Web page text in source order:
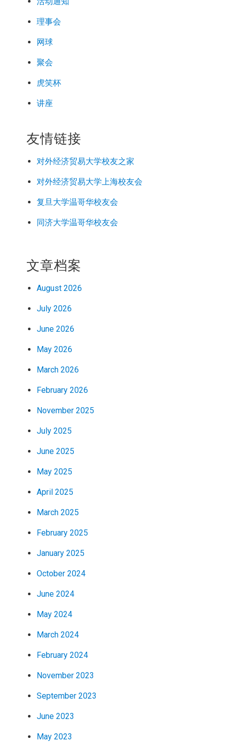
理事会
网球
聚会
虎笑杯
讲座
友情链接
对外经济贸易大学校友之家
对外经济贸易大学上海校友会
复旦大学温哥华校友会
同济大学温哥华校友会
文章档案
August 2026
July 2026
June 2026
May 2026
March 2026
February 2026
November 2025
July 2025
June 2025
May 2025
April 2025
March 2025
February 2025
January 2025
October 2024
June 2024
May 2024
March 2024
February 2024
November 2023
September 2023
June 2023
May 2023